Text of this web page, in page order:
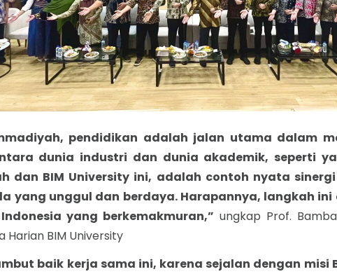
pendidikan adalah jalan utama dalam
dunia industri dan dunia akademik, seperti
dan BIM University ini, adalah contoh nyata
yang unggul dan berdaya. Harapannya, langkah
yang berkemakmuran,” ungkap Prof.
Harian BIM University
baik kerja sama ini, karena sejalan dengan misi